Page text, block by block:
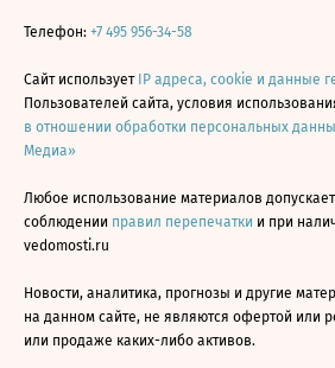
Телефон: +7 495 956-34-58
Сайт использует IP адреса, cookie и данные
Пользователей сайта, условия
в отношении обработки персональных
Медиа»
Любое использование материалов
соблюдении правил перепечатки и при
vedomosti.ru
Новости, аналитика, прогнозы и другие
на данном сайте, не являются офертой или
или продаже каких-либо активов.